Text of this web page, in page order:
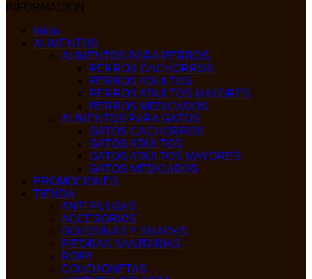
INFORMACIÓN
Inicio
ALIMENTOS
ALIMENTOS PARA PERROS
PERROS CACHORROS
PERROS ADULTOS
PERROS ADULTOS MAYORES
PERROS MEDICADOS
ALIMENTOS PARA GATOS
GATOS CACHORROS
GATOS ADULTOS
GATOS ADULTOS MAYORES
GATOS MEDICADOS
PROMOCIONES
TIENDA
ANTI PULGAS
ACCESORIOS
GOLOSINAS Y SNACKS
PIEDRAS SANITARIAS
ROPA
COLCHONETAS